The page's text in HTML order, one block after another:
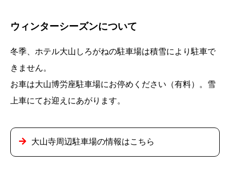
ウィンターシーズンについて
冬季、ホテル大山しろがねの駐車場は積雪により駐車で
きません。
お車は大山博労座駐車場にお停めください（有料）。雪
上車にてお迎えにあがります。
大山寺周辺駐車場の情報はこちら